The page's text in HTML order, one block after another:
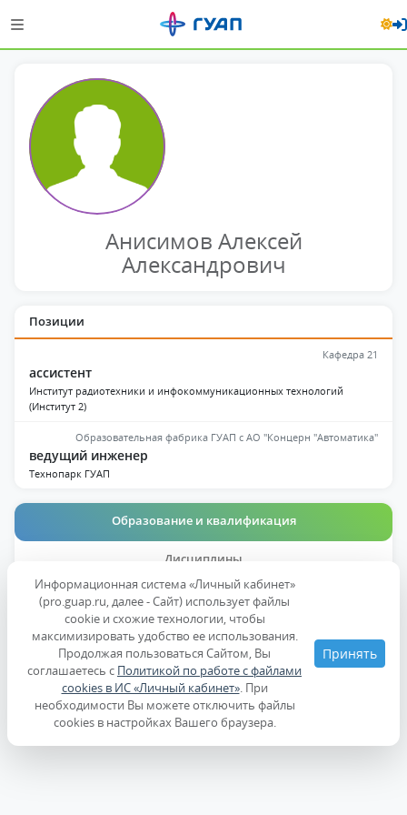
Анисимов Алексей
Александрович
Позиции
Кафедра 21
ассистент
Институт радиотехники и инфокоммуникационных технологий
(Институт 2)
Образовательная фабрика ГУАП с АО "Концерн "Автоматика"
ведущий инженер
Технопарк ГУАП
Образование и квалификация
Дисциплины
Повышение квалификации
Информационная система «Личный кабинет»
(pro.guap.ru, далее - Сайт) использует файлы
cookie и схожие технологии, чтобы
максимизировать удобство ее использования.
Продолжая пользоваться Сайтом, Вы
соглашаетесь с Политикой по работе с файлами
cookies в ИС «Личный кабинет». При
необходимости Вы можете отключить файлы
cookies в настройках Вашего браузера.
Принять